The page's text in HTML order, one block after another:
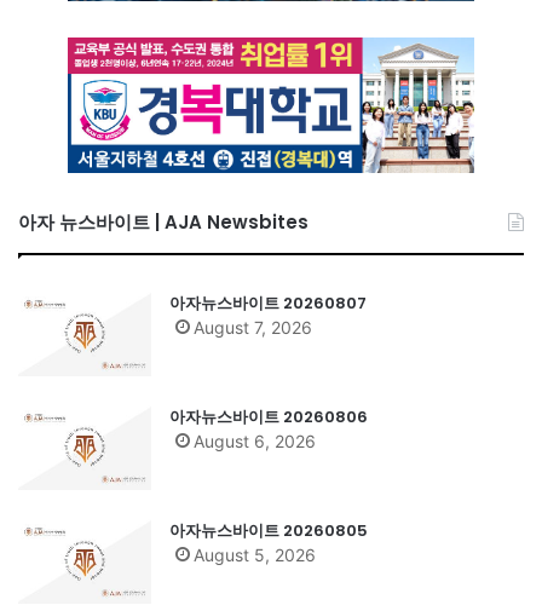
아자 뉴스바이트 | AJA Newsbites
아자뉴스바이트 20260807
August 7, 2026
아자뉴스바이트 20260806
August 6, 2026
아자뉴스바이트 20260805
August 5, 2026